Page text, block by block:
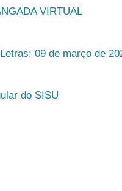
VIRTUAL
09 de março de
do SISU